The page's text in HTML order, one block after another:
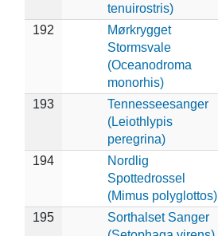
tenuirostris)
192
Mørkrygget
Stormsvale
(Oceanodroma
monorhis)
193
Tennesseesanger
(Leiothlypis
peregrina)
194
Nordlig
Spottedrossel
(Mimus polyglottos)
195
Sorthalset Sanger